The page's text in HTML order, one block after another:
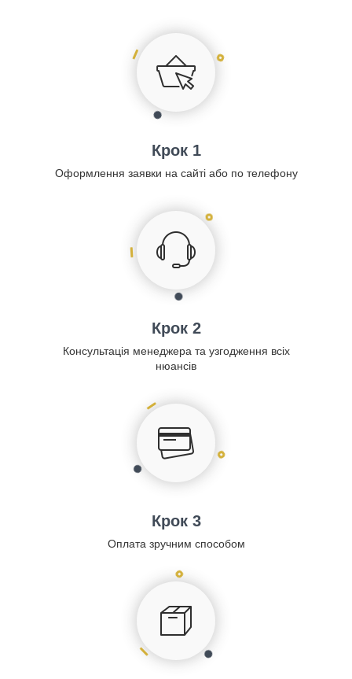
Крок 1
Оформлення заявки на сайті або по телефону
Крок 2
Консультація менеджера та узгодження всіх
нюансів
Крок 3
Оплата зручним способом